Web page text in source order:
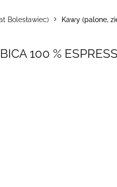
Bolesławiec) Kawy (palone,
100 %